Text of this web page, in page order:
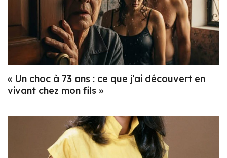
« Un choc à 73 ans : ce que j’ai découvert en
vivant chez mon fils »